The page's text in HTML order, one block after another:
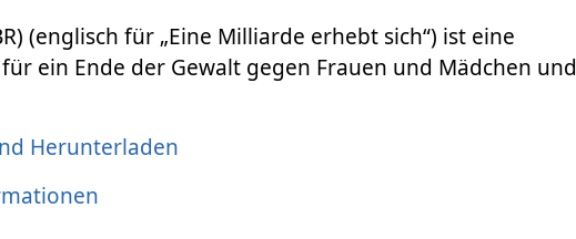
(englisch für „Eine Milliarde erhebt sich“) ist eine
ein Ende der Gewalt gegen Frauen und Mädchen und
Herunterladen